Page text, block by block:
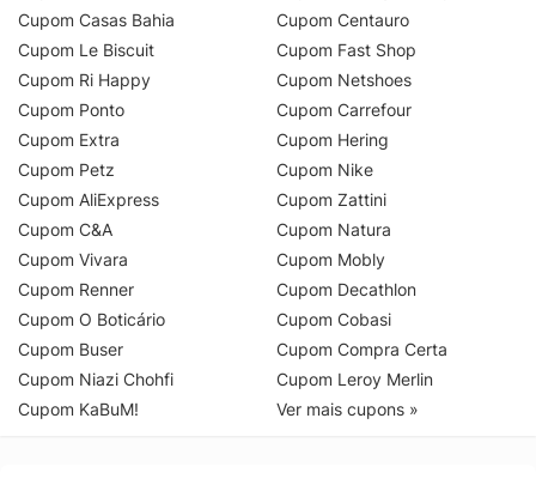
Cupom Casas Bahia
Cupom Le Biscuit
Cupom Ri Happy
Cupom Ponto
Cupom Extra
Cupom Petz
Cupom AliExpress
Cupom C&A
Cupom Vivara
Cupom Renner
Cupom O Boticário
Cupom Buser
Cupom Niazi Chohfi
Cupom KaBuM!
Cupom Centauro
Cupom Fast Shop
Cupom Netshoes
Cupom Carrefour
Cupom Hering
Cupom Nike
Cupom Zattini
Cupom Natura
Cupom Mobly
Cupom Decathlon
Cupom Cobasi
Cupom Compra Certa
Cupom Leroy Merlin
Ver mais cupons »